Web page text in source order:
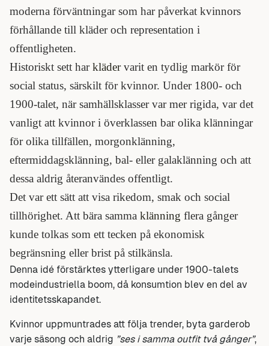
moderna förväntningar som har påverkat kvinnors
förhållande till kläder och representation i
offentligheten.
Historiskt sett harklädervarit en tydlig markör för
social status, särskilt för kvinnor. Under 1800- och
1900-talet, när samhällsklasser var mer rigida, var det
vanligt att kvinnor i överklassen bar olika klänningar
för olika tillfällen, morgonklänning,
eftermiddagsklänning, bal- eller galaklänning och att
dessa aldrig återanvändes offentligt.
Det var ett sätt att visa rikedom, smak och social
tillhörighet. Att bära samma klänning flera gånger
kunde tolkas som ett tecken på ekonomisk
begränsning eller brist på stilkänsla.
Denna idé förstärktes ytterligare under 1900-talets
modeindustriella boom, då konsumtion blev en del av
identitetsskapandet.
Kvinnor uppmuntrades att följa trender, byta garderob
varje säsong och aldrig ”ses i samma outfit två gånger”,